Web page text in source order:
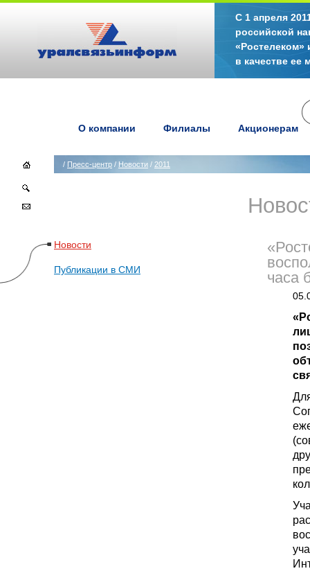
С 1 апреля
российской
«Ростелеком»
в качестве ее
О компании Филиалы Акционерам
/ Пресс-центр / Новости / 2011
Новости
Публикации в СМИ
часа